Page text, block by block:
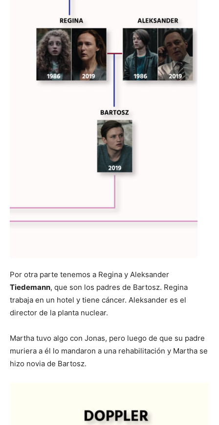
Por otra parte tenemos a Regina y Aleksander
Tiedemann, que son los padres de Bartosz. Regina
trabaja en un hotel y tiene cáncer. Aleksander es el
director de la planta nuclear.
Martha tuvo algo con Jonas, pero luego de que su padre
muriera a él lo mandaron a una rehabilitación y Martha se
hizo novia de Bartosz.